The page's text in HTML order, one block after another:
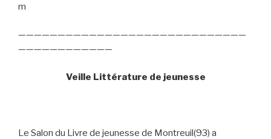
m
—————————————————————————————
————————————
Veille Littérature de jeunesse
Le Salon du Livre de jeunesse de Montreuil(93) a